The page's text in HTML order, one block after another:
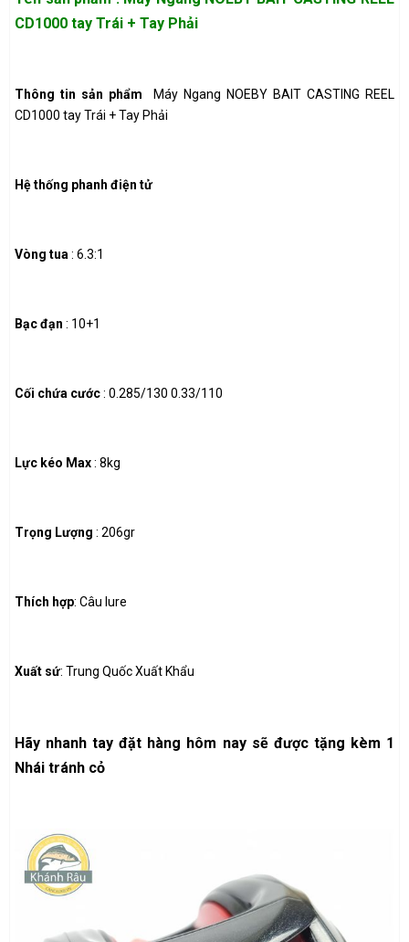
CD1000 tay Trái + Tay Phải
Thông tin sản phẩm Máy Ngang NOEBY BAIT CASTING REEL
CD1000 tay Trái + Tay Phải
Hệ thống phanh điện tử
Vòng tua : 6.3:1
Bạc đạn : 10+1
Cối chứa cước: 0.285/130 0.33/110
Lực kéo Max: 8kg
Trọng Lượng : 206gr
Thích hợp: Câu lure
Xuất sứ: Trung Quốc Xuất Khẩu
Hãy nhanh tay đặt hàng hôm nay sẽ được tặng kèm 1
Nhái tránh cỏ